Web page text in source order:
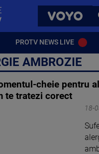
VOYO
PROTV NEWS LIVE
AMBROZIE
cheie pentru
te tratezi corect
18-